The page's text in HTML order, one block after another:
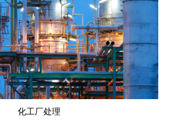
化工厂处理